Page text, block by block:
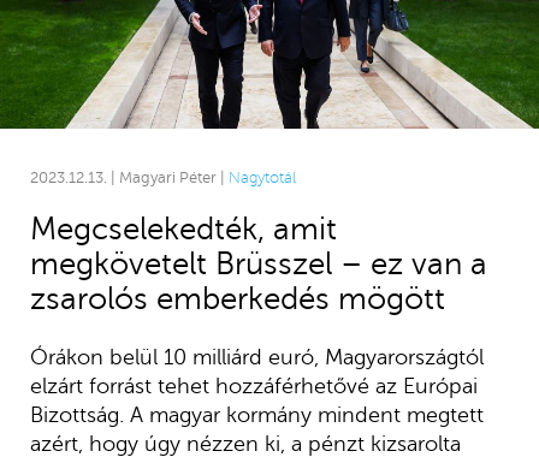
2023.12.13. | Magyari Péter | Nagytotál
Megcselekedték, amit
megkövetelt Brüsszel – ez van a
zsarolós emberkedés mögött
Órákon belül 10 milliárd euró, Magyarországtól
elzárt forrást tehet hozzáférhetővé az Európai
Bizottság. A magyar kormány mindent megtett
azért, hogy úgy nézzen ki, a pénzt kizsarolta